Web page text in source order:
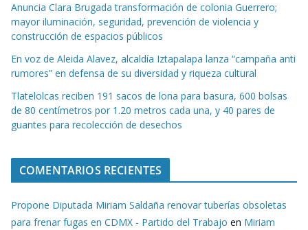
Anuncia Clara Brugada transformación de colonia Guerrero;
mayor iluminación, seguridad, prevención de violencia y
construcción de espacios públicos
En voz de Aleida Alavez, alcaldía Iztapalapa lanza “campaña anti
rumores” en defensa de su diversidad y riqueza cultural
Tlatelolcas reciben 191 sacos de lona para basura, 600 bolsas
de 80 centímetros por 1.20 metros cada una, y 40 pares de
guantes para recolección de desechos
COMENTARIOS RECIENTES
Propone Diputada Miriam Saldaña renovar tuberías obsoletas
para frenar fugas en CDMX - Partido del Trabajo en Miriam